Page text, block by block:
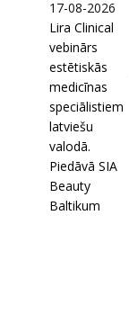
17-08-2026
Lira Clinical
vebinārs
estētiskās
medicīnas
speciālistiem
latviešu
valodā.
Piedāvā SIA
Beauty
Baltikum